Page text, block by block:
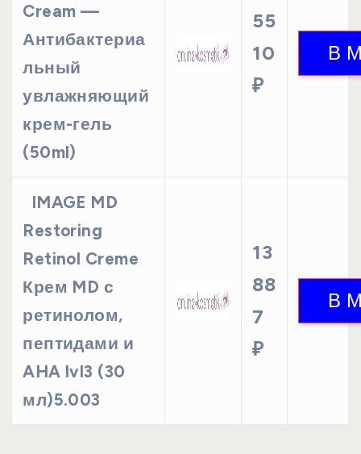
Cream —
Антибактериа
льный
увлажняющий
крем-гель
(50ml)
55
10
₽
IMAGE MD
Restoring
Retinol Creme
Крем MD с
ретинолом,
пептидами и
AHA lvl3 (30
мл)5.003
13
88
7
₽